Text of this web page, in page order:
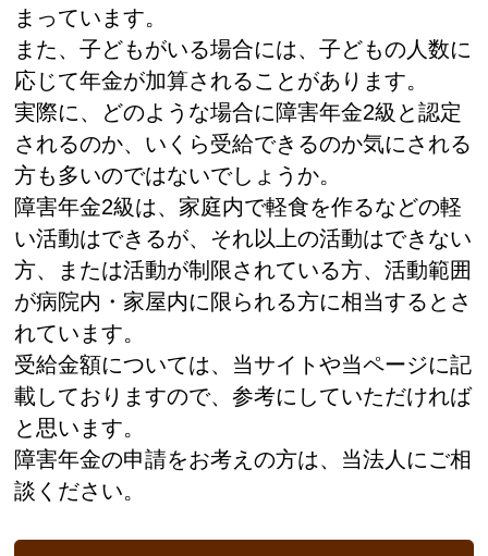
まっています。
また、子どもがいる場合には、子どもの人数に
応じて年金が加算されることがあります。
実際に、どのような場合に障害年金2級と認定
されるのか、いくら受給できるのか気にされる
方も多いのではないでしょうか。
障害年金2級は、家庭内で軽食を作るなどの軽
い活動はできるが、それ以上の活動はできない
方、または活動が制限されている方、活動範囲
が病院内・家屋内に限られる方に相当するとさ
れています。
受給金額については、当サイトや当ページに記
載しておりますので、参考にしていただければ
と思います。
障害年金の申請をお考えの方は、当法人にご相
談ください。